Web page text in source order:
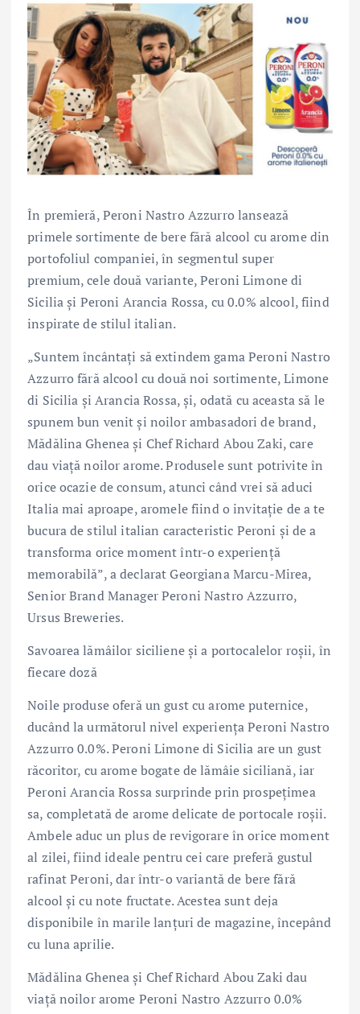
În premieră, Peroni Nastro Azzurro lansează
primele sortimente de bere fără alcool cu arome din
portofoliul companiei, în segmentul super
premium, cele două variante, Peroni Limone di
Sicilia și Peroni Arancia Rossa, cu 0.0% alcool, fiind
inspirate de stilul italian.
„Suntem încântați să extindem gama Peroni Nastro
Azzurro fără alcool cu două noi sortimente, Limone
di Sicilia și Arancia Rossa, și, odată cu aceasta să le
spunem bun venit și noilor ambasadori de brand,
Mădălina Ghenea și Chef Richard Abou Zaki, care
dau viață noilor arome. Produsele sunt potrivite în
orice ocazie de consum, atunci când vrei să aduci
Italia mai aproape, aromele fiind o invitație de a te
bucura de stilul italian caracteristic Peroni și de a
transforma orice moment într-o experiență
memorabilă”, a declarat Georgiana Marcu-Mirea,
Senior Brand Manager Peroni Nastro Azzurro,
Ursus Breweries.
Savoarea lămâilor siciliene și a portocalelor roșii, în
fiecare doză
Noile produse oferă un gust cu arome puternice,
ducând la următorul nivel experiența Peroni Nastro
Azzurro 0.0%. Peroni Limone di Sicilia are un gust
răcoritor, cu arome bogate de lămâie siciliană, iar
Peroni Arancia Rossa surprinde prin prospețimea
sa, completată de arome delicate de portocale roșii.
Ambele aduc un plus de revigorare în orice moment
al zilei, fiind ideale pentru cei care preferă gustul
rafinat Peroni, dar într-o variantă de bere fără
alcool și cu note fructate. Acestea sunt deja
disponibile în marile lanțuri de magazine, începând
cu luna aprilie.
Mădălina Ghenea și Chef Richard Abou Zaki dau
viață noilor arome Peroni Nastro Azzurro 0.0%